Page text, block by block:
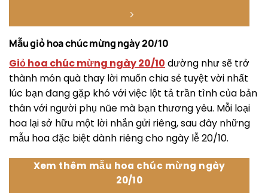
Mẫu giỏ hoa chúc mừng ngày 20/10
Giỏ hoa chúc mừng ngày 20/10 dường như sẽ trở
thành món quà thay lời muốn chia sẻ tuyệt vời nhất
lúc bạn đang gặp khó với việc lột tả trần tình của bản
thân với người phụ nũe mà bạn thương yêu. Mỗi loại
hoa lại sở hữu một lời nhắn gửi riêng, sau đây những
mẫu hoa đặc biệt dành riêng cho ngày lễ 20/10.
Xem thêm mẫu hoa chúc mừng ngày
20/10